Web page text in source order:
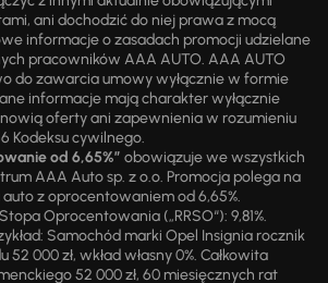
ani dochodzić do niej prawa z mocą
informacje o zasadach promocji udzielane
pracowników AAA AUTO. AAA AUTO
do zawarcia umowy wyłącznie w formie
informacje mają charakter wyłącznie
oferty ani zapewnienia w rozumieniu
Kodeksu cywilnego.
od 6,65%” obowiązuje we wszystkich
AAA Auto sp. z o.o. Promocja polega na
z oprocentowaniem od 6,65%.
Oprocentowania („RRSO“): 9,81%.
Samochód marki Opel Insignia rocznik
52 000 zł, wkład własny 0%. Całkowita
52 000 zł, 60 miesięcznych rat